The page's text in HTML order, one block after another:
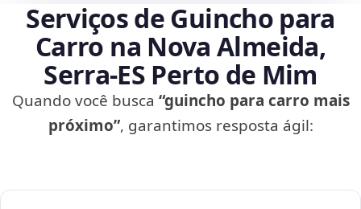
Serviços de Guincho para
Carro na Nova Almeida,
Serra‑ES Perto de Mim
Quando você busca “guincho para carro mais
próximo”, garantimos resposta ágil: